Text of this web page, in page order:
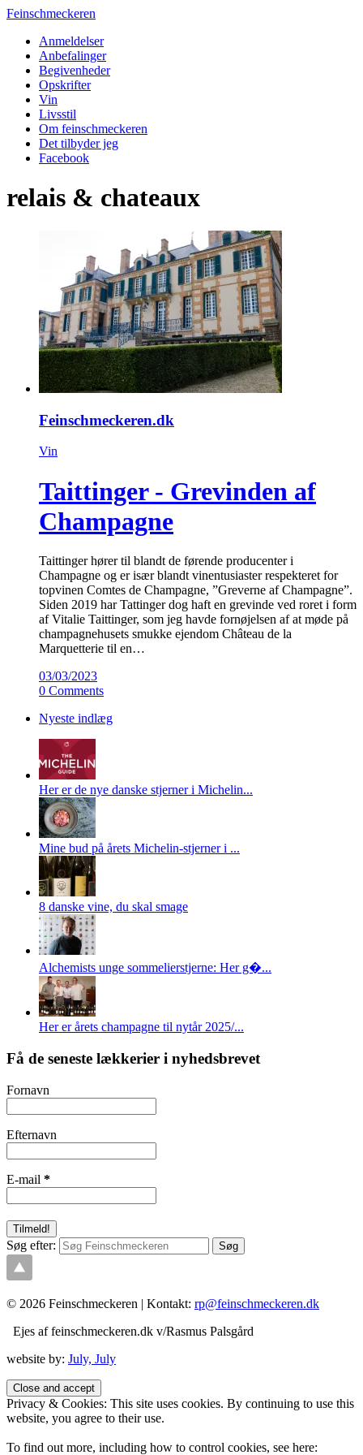
Feinschmeckeren
Anmeldelser
Anbefalinger
Begivenheder
Opskrifter
Vin
Livsstil
Om feinschmeckeren
Det tilbyder jeg
Facebook
relais & chateaux
Feinschmeckeren.dk
Vin
Taittinger - Grevinden af
Champagne
Taittinger hører til blandt de førende producenter i
Champagne og er især blandt vinentusiaster respekteret for
topvinen Comtes de Champagne, ”Greverne af Champagne”.
Siden 2019 har Tattinger dog haft en grevinde ved roret i form
af Vitalie Taittinger, som jeg havde fornøjelsen af at møde på
champagnehusets smukke ejendom Château de la
Marquetterie til en…
03/03/2023
0 Comments
Nyeste indlæg
Her er de nye danske stjerner i Michelin...
Mine bud på årets Michelin-stjerner i ...
8 danske vine, du skal smage
Alchemists unge sommelierstjerne: Her g�...
Her er årets champagne til nytår 2025/...
Få de seneste lækkerier i nyhedsbrevet
Fornavn
Efternavn
E-mail *
Søg efter:
© 2026 Feinschmeckeren | Kontakt: rp@feinschmeckeren.dk
Ejes af feinschmeckeren.dk v/Rasmus Palsgård
website by: July, July
Privacy & Cookies: This site uses cookies. By continuing to use this
website, you agree to their use.
To find out more, including how to control cookies, see here: